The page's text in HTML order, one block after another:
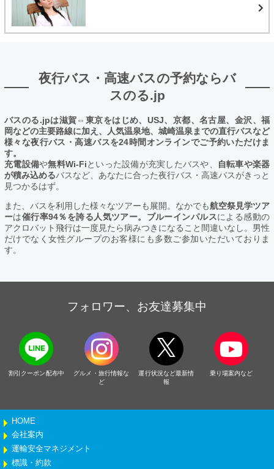
夜行バス・高速バスの予約ならバ
スのる.jp
バスのる.jpは滋賀⇔東京をはじめ、USJ、京都、名古屋、金沢、福
岡などの主要路線に加え、人気温泉地、城崎温泉までの直行バスなど
様々な夜行バス・高速バスを24時間オンラインでご予約いただけま
す。
充電設備や無料Wi-Fiといった設備が充実したバスや、
自転車や楽器
が積み込めるバスなど、あなたに合った夜行バス・高速バスがきっと
見つかるはず。
また、バスを利用した様々なツアーも展開。なかでも航空祭見学ツア
ーは催行率94％を誇る人気ツアー。ブルーインパルスによる感動の
アクロバット飛行は一度見たら病みつきになること間違いなし。男性
だけでなく女性グループのお客様にも多数ご参加いただいておりま
す。
フォロワー、お友達募集中
割引クーポン配布中
グルメ・旅行情報な
ど
運行状況など最新情
報
乗り場案内など
HOME
会社案内
運輸安全マネジメント
標識・約款